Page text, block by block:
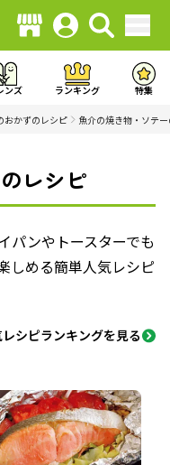
ンズ ランキング 特集
おかずのレシピ 魚介の焼き物・ソテ
レシピ
ンやトースターでも
める簡単人気レシピ
シピランキングを見る